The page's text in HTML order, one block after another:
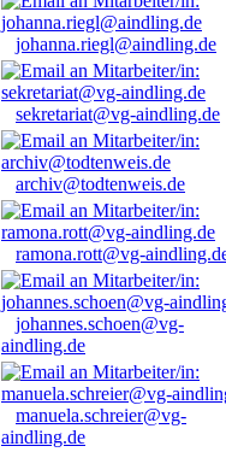
johanna.riegl@aindling.de
sekretariat@vg-aindling.de
archiv@todtenweis.de
ramona.rott@vg-
johannes.schoen@vg-
aindling.de
manuela.schreier@vg-
aindling.de